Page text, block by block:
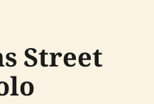
Street